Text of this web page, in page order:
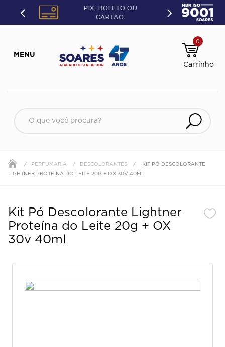
PIX, BOLETO OU
CARTÃO.
0
O que você procura?
PERFUMARIA DESCOLORANTES
KIT PÓ DESCOLORANTE
LIGHTNER PROTEÍNA DO LEITE 20G + OX 30V 40ML
Kit Pó Descolorante Lightner
Proteína do Leite 20g + OX
30v 40ml